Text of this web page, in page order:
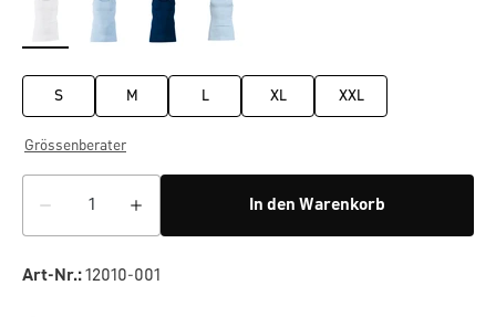
S M L XL XXL
Grössenberater
In den Warenkorb
Art-Nr.:12010-001